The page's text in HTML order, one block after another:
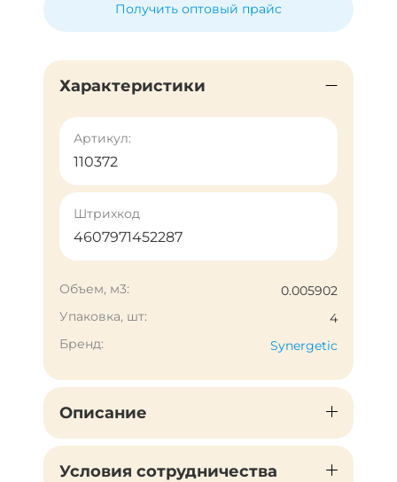
Получить оптовый прайс
Характеристики
Артикул:
110372
Штрихкод
4607971452287
Объем, м3:
0.005902
Упаковка, шт:
4
Бренд:
Synergetic
Описание
Условия сотрудничества